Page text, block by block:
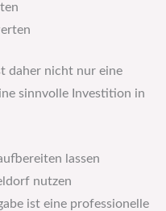
daher nicht nur eine
sinnvolle Investition in
lassen
nutzen
ist eine professionelle